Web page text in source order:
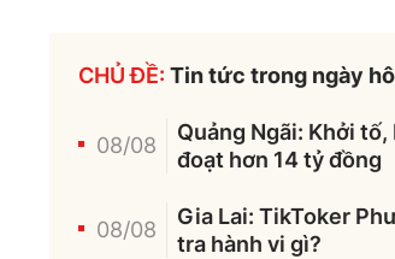
CHỦ ĐỀ: Tin tức trong ngày
08/08
Quảng Ngãi: Khởi
đoạt hơn 14 tỷ đồng
08/08
Gia Lai: TikToker
tra hành vi gì?